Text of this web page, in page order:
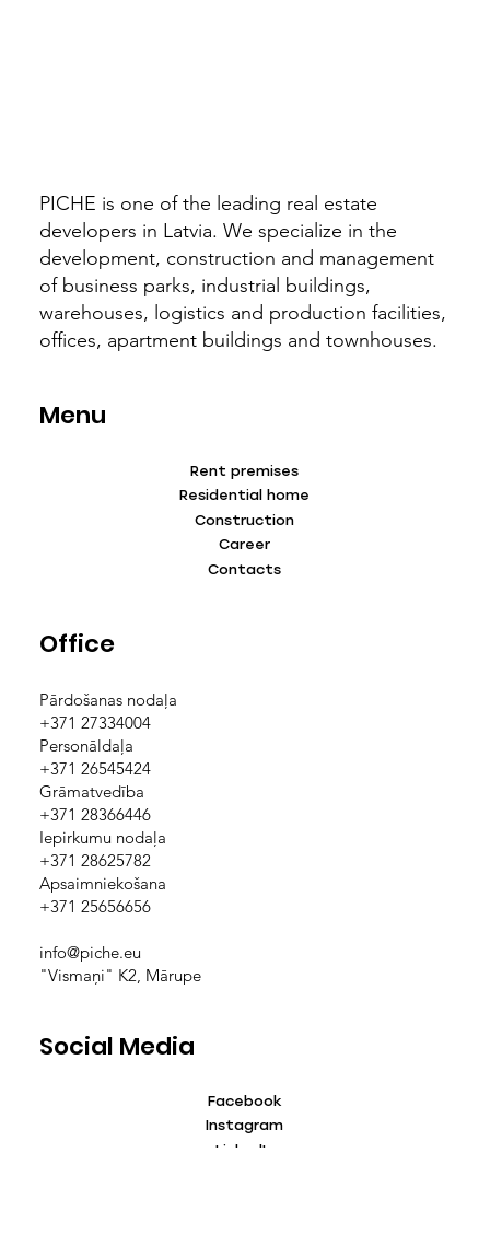
PICHE is one of the leading real estate
developers in Latvia. We specialize in the
development, construction and management
of business parks, industrial buildings,
warehouses, logistics and production facilities,
offices, apartment buildings and townhouses.
Office
Pārdošanas nodaļa
+371 27334004
Personāldaļa
+371 26545424
Grāmatvedība
+371 28366446
Iepirkumu nodaļa
+371 28625782
Apsaimniekošana
+371 25656656
info@piche.eu
"Vismaņi" K2, Mārupe
Social Media
Facebook
Instagram
LinkedIn
Menu
Rent premises
Residential home
Construction
Career
Contacts